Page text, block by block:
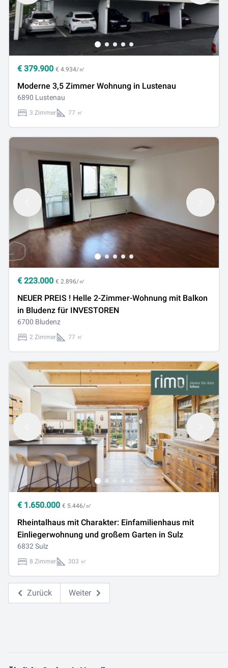
€ 379.900 € 4.934/㎡
Moderne 3,5 Zimmer Wohnung in Lustenau
6890 Lustenau
3 Zimmer 77 ㎡
€ 223.000 € 2.896/㎡
NEUER PREIS ! Helle 2-Zimmer-Wohnung mit Balkon
in Bludenz für INVESTOREN
6700 Bludenz
2 Zimmer 77 ㎡
€ 1.650.000 € 5.446/㎡
Rheintalhaus mit Charakter: Einfamilienhaus mit
Einliegerwohnung und großem Garten in Sulz
6832 Sulz
8 Zimmer 303 ㎡
Zurück Weiter